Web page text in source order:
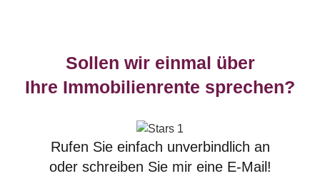
Sollen wir einmal über
Ihre Immobilienrente sprechen?
Rufen Sie einfach unverbindlich an
oder schreiben Sie mir eine E-Mail!